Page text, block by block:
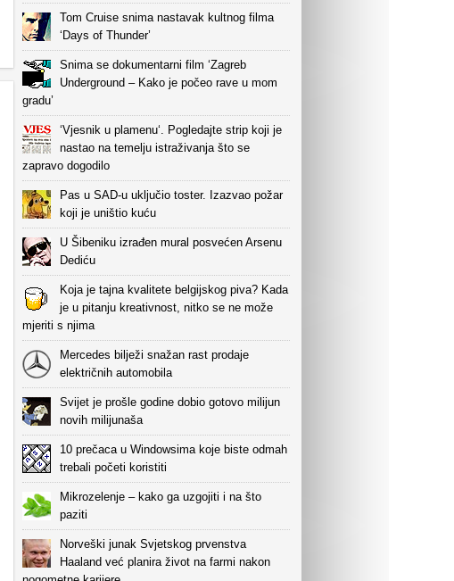
Tom Cruise snima nastavak kultnog filma
‘Days of Thunder’
Snima se dokumentarni film ‘Zagreb
Underground – Kako je počeo rave u mom
gradu’
‘Vjesnik u plamenu‘. Pogledajte strip koji je
nastao na temelju istraživanja što se
zapravo dogodilo
Pas u SAD-u uključio toster. Izazvao požar
koji je uništio kuću
U Šibeniku izrađen mural posvećen Arsenu
Dediću
Koja je tajna kvalitete belgijskog piva? Kada
je u pitanju kreativnost, nitko se ne može
mjeriti s njima
Mercedes bilježi snažan rast prodaje
električnih automobila
Svijet je prošle godine dobio gotovo milijun
novih milijunaša
10 prečaca u Windowsima koje biste odmah
trebali početi koristiti
Mikrozelenje – kako ga uzgojiti i na što
paziti
Norveški junak Svjetskog prvenstva
Haaland već planira život na farmi nakon